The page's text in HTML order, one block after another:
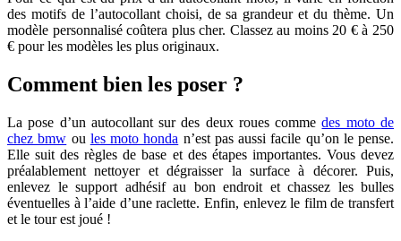
des motifs de l’autocollant choisi, de sa grandeur et du thème. Un
modèle personnalisé coûtera plus cher. Classez au moins 20 € à 250
€ pour les modèles les plus originaux.
Comment bien les poser ?
La pose d’un autocollant sur des deux roues commedes moto de
chez bmw ou les moto honda n’est pas aussi facile qu’on le pense.
Elle suit des règles de base et des étapes importantes. Vous devez
préalablement nettoyer et dégraisser la surface à décorer. Puis,
enlevez le support adhésif au bon endroit et chassez les bulles
éventuelles à l’aide d’une raclette. Enfin, enlevez le film de transfert
et le tour est joué !